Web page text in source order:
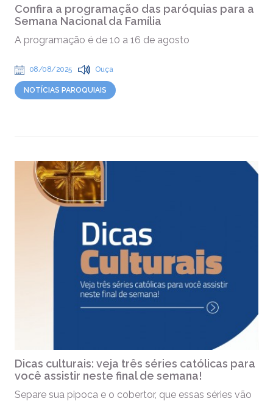
Confira a programação das paróquias para a
Semana Nacional da Família
A programação é de 10 a 16 de agosto
08/08/2025 Ouça
NOTÍCIAS PAROQUIAIS
Dicas culturais: veja três séries católicas para
você assistir neste final de semana!
Separe sua pipoca e o cobertor, que essas séries vão